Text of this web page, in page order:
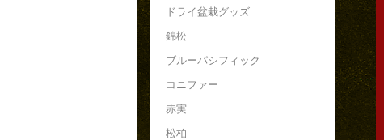
ドライ盆栽グッズ
錦松
ブルーパシフィック
コニファー
赤実
松柏